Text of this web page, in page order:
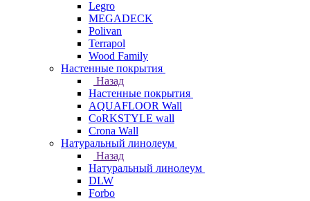
Legro
MEGADECK
Polivan
Terrapol
Wood Family
Настенные покрытия
Назад
Настенные покрытия
AQUAFLOOR Wall
CoRKSTYLE wall
Crona Wall
Натуральный линолеум
Назад
Натуральный линолеум
DLW
Forbo